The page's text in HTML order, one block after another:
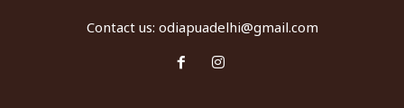
Contact us: odiapuadelhi@gmail.com